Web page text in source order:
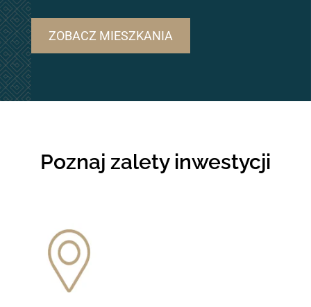
ZOBACZ MIESZKANIA
Poznaj zalety inwestycji